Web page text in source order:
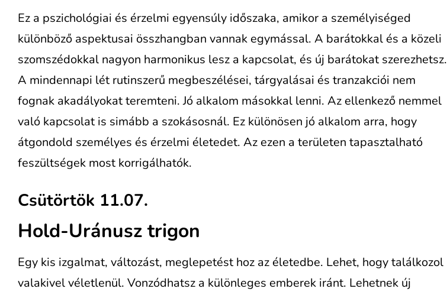
Ez a pszichológiai és érzelmi egyensúly időszaka, amikor a személyiséged
különböző aspektusai összhangban vannak egymással. A barátokkal és a közeli
szomszédokkal nagyon harmonikus lesz a kapcsolat, és új barátokat szerezhetsz.
A mindennapi lét rutinszerű megbeszélései, tárgyalásai és tranzakciói nem
fognak akadályokat teremteni. Jó alkalom másokkal lenni. Az ellenkező nemmel
való kapcsolat is simább a szokásosnál. Ez különösen jó alkalom arra, hogy
átgondold személyes és érzelmi életedet. Az ezen a területen tapasztalható
feszültségek most korrigálhatók.
Csütörtök 11.07.
Hold-Uránusz trigon
Egy kis izgalmat, változást, meglepetést hoz az életedbe. Lehet, hogy találkozol
valakivel véletlenül. Vonzódhatsz a különleges emberek iránt. Lehetnek új